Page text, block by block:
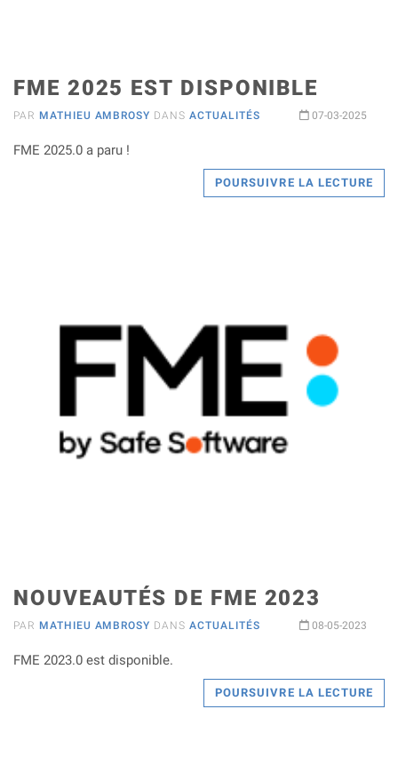
FME 2025 EST DISPONIBLE
PAR MATHIEU AMBROSY DANSACTUALITÉS 07-03-2025
FME 2025.0 a paru !
POURSUIVRE LA LECTURE
NOUVEAUTÉS DE FME 2023
PAR MATHIEU AMBROSY DANSACTUALITÉS 08-05-2023
FME 2023.0 est disponible.
POURSUIVRE LA LECTURE